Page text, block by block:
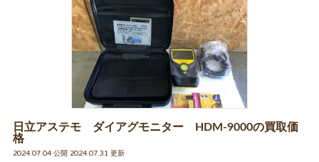
日立アステモ ダイアグモニター HDM-9000の買取価
格
2024.07.04 公開 2024.07.31 更新